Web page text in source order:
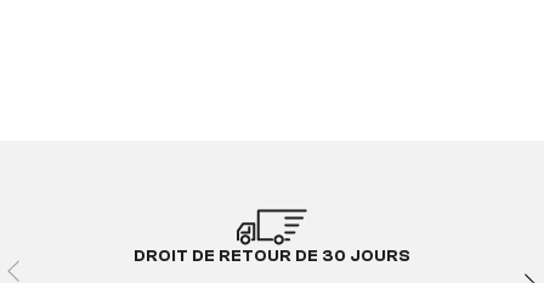
DROIT DE RETOUR DE 30 JOURS